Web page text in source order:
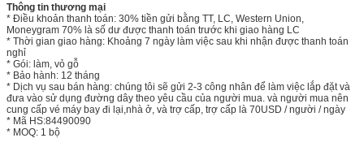
Thông tin thương mại
* Điều khoản thanh toán: 30% tiền gửi bằng TT, LC, Western Union,
Moneygram 70% là số dư được thanh toán trước khi giao hàng LC
* Thời gian giao hàng: Khoảng 7 ngày làm việc sau khi nhận được thanh toán
nghỉ
* Gói: làm, vỏ gỗ
* Bảo hành: 12 tháng
* Dịch vụ sau bán hàng: chúng tôi sẽ gửi 2-3 công nhân để làm việc lắp đặt và
đưa vào sử dụng đường dây theo yêu cầu của người mua. và người mua nên
cung cấp vé máy bay đi lại,nhà ở, và trợ cấp, trợ cấp là 70USD / người / ngày
* Mã HS:84490090
* MOQ: 1 bộ